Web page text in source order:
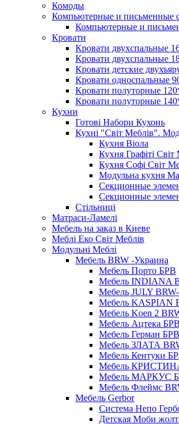
Комоды
Компьютерные и письменные
Компьютерные и
Кровати
Кровати двухспальные
Кровати двухспальные
Кровати детские
Кровати односпальные
Кровати полуторные
Кровати полуторные
Кухни
Готові Набори Кухонь
Кухні "Світ Меблів".
Кухня Віола
Кухня Графіті Світ
Кухня Софі Світ
Модульна кухня
Секционные
Секционные
Стільниці
Матраси-Ламелі
Мебель на заказ в Киеве
Меблі Еко Світ Меблів
Модульні Меблі
Мебель BRW -Украина
Мебель Порто БРВ
Мебель INDIANA
Мебель JULY
Мебель KASPIAN
Мебель Koen 2
Мебель Ацтека БРВ
Мебель Герман
Мебель ЗЛАТА
Мебель Кентуки
Мебель
Мебель МАРКУС
Мебель Флеймс
Мебель Gerbor
Cистема Непо
Детская Моби